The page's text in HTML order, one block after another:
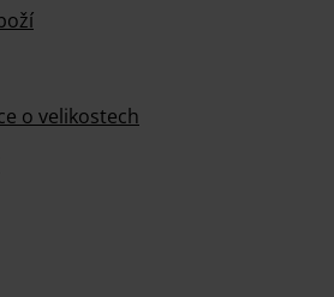
o velikostech